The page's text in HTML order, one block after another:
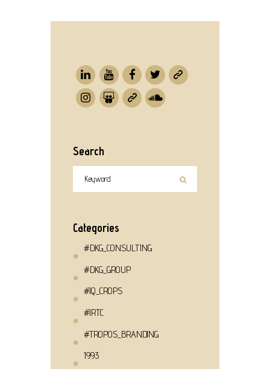
Search
Categories
#DKG_CONSULTING
#DKG_GROUP
#IQ_CROPS
#IRTC
#TROPOS_BRANDING
1993